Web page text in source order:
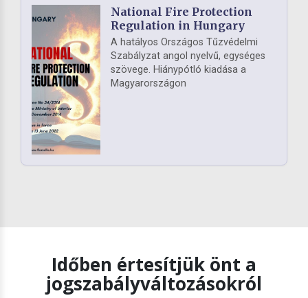
National Fire Protection
Regulation in Hungary
A hatályos Országos Tűzvédelmi
Szabályzat angol nyelvű, egységes
szövege. Hiánypótló kiadása a
Magyarországon
Időben értesítjük önt a
jogszabályváltozásokról